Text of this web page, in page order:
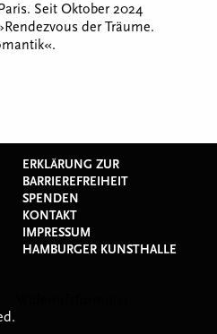
Seit Oktober 2024
der Träume.
ERKLÄRUNG ZUR
BARRIEREFREIHEIT
SPENDEN
KONTAKT
IMPRESSUM
HAMBURGER KUNSTHALLE